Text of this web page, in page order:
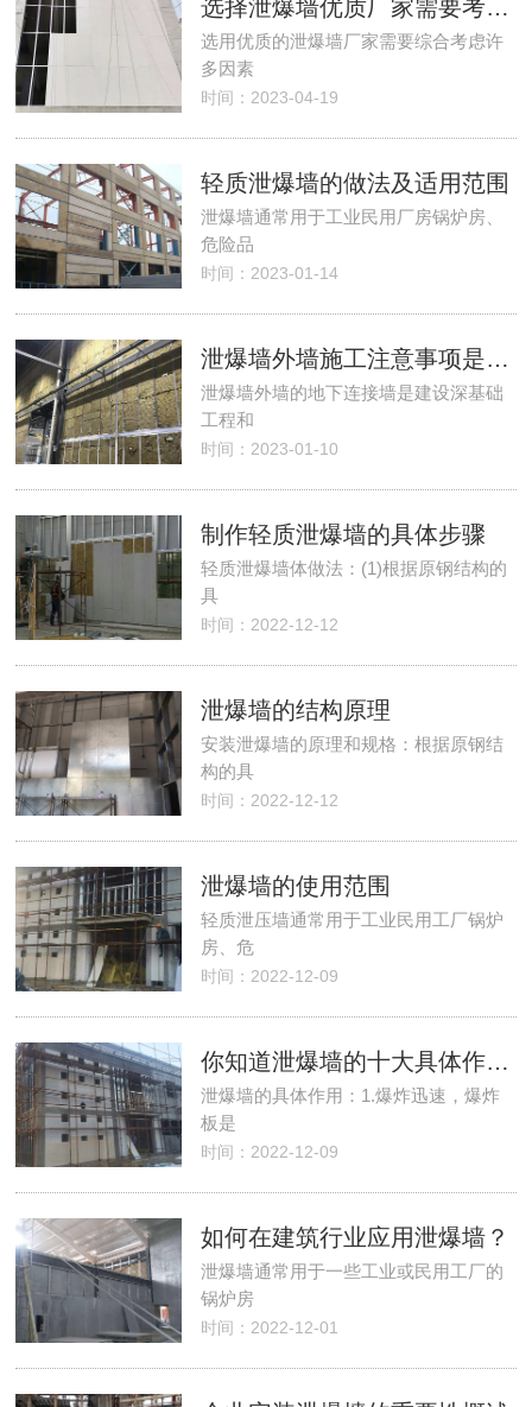
选择泄爆墙优质厂家需要考虑哪些因素？
选用优质的泄爆墙厂家需要综合考虑许
多因素
时间：2023-04-19
轻质泄爆墙的做法及适用范围
泄爆墙通常用于工业民用厂房锅炉房、
危险品
时间：2023-01-14
泄爆墙外墙施工注意事项是什么？
泄爆墙外墙的地下连接墙是建设深基础
工程和
时间：2023-01-10
制作轻质泄爆墙的具体步骤
轻质泄爆墙体做法：(1)根据原钢结构的
具
时间：2022-12-12
泄爆墙的结构原理
安装泄爆墙的原理和规格：根据原钢结
构的具
时间：2022-12-12
泄爆墙的使用范围
轻质泄压墙通常用于工业民用工厂锅炉
房、危
时间：2022-12-09
你知道泄爆墙的十大具体作用吗？
泄爆墙的具体作用：1.爆炸迅速，爆炸
板是
时间：2022-12-09
如何在建筑行业应用泄爆墙？
泄爆墙通常用于一些工业或民用工厂的
锅炉房
时间：2022-12-01